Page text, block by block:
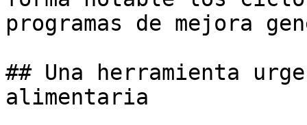
programas de mejora
## Una herramienta
alimentaria